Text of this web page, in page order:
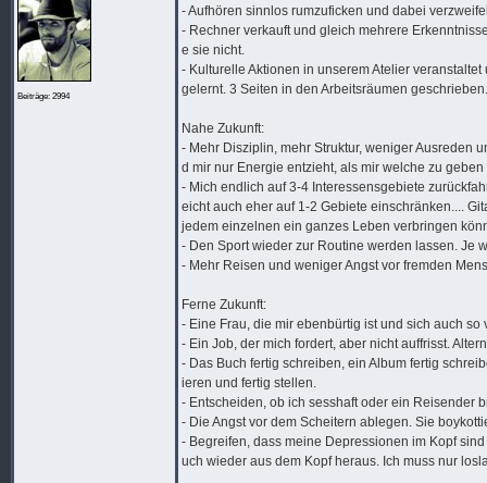
Beiträge: 2994
- Aufhören sinnlos rumzuficken und dabei
- Rechner verkauft und gleich mehrere
e sie nicht.
- Kulturelle Aktionen in unserem Atelier
gelernt. 3 Seiten in den Arbeitsräumen
Nahe Zukunft:
- Mehr Disziplin, mehr Struktur, weniger Ausreden
d mir nur Energie entzieht, als mir welche zu geben
- Mich endlich auf 3-4 Interessensgebiete
eicht auch eher auf 1-2 Gebiete einschränken....
jedem einzelnen ein ganzes Leben verbringen
- Den Sport wieder zur Routine werden lassen. Je
- Mehr Reisen und weniger Angst vor fremden
Ferne Zukunft:
- Eine Frau, die mir ebenbürtig ist und sich auch so
- Ein Job, der mich fordert, aber nicht auffrisst.
- Das Buch fertig schreiben, ein Album fertig
ieren und fertig stellen.
- Entscheiden, ob ich sesshaft oder ein Reisender
- Die Angst vor dem Scheitern ablegen. Sie
- Begreifen, dass meine Depressionen im Kopf
uch wieder aus dem Kopf heraus. Ich muss nur